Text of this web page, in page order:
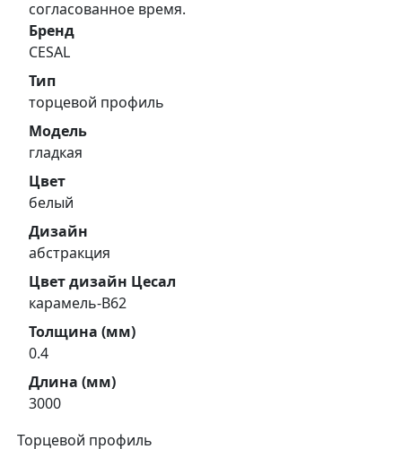
согласованное время.
Бренд
CESAL
Тип
торцевой профиль
Модель
гладкая
Цвет
белый
Дизайн
абстракция
Цвет дизайн Цесал
карамель-В62
Толщина (мм)
0.4
Длина (мм)
3000
Торцевой профиль